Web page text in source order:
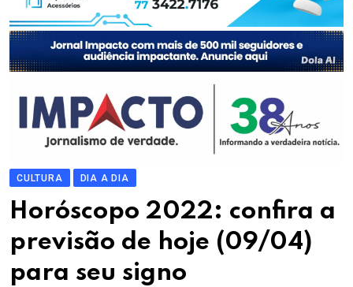
CULTURA DIA A DIA
Horóscopo 2022: confira a
previsão de hoje (09/04)
para seu signo